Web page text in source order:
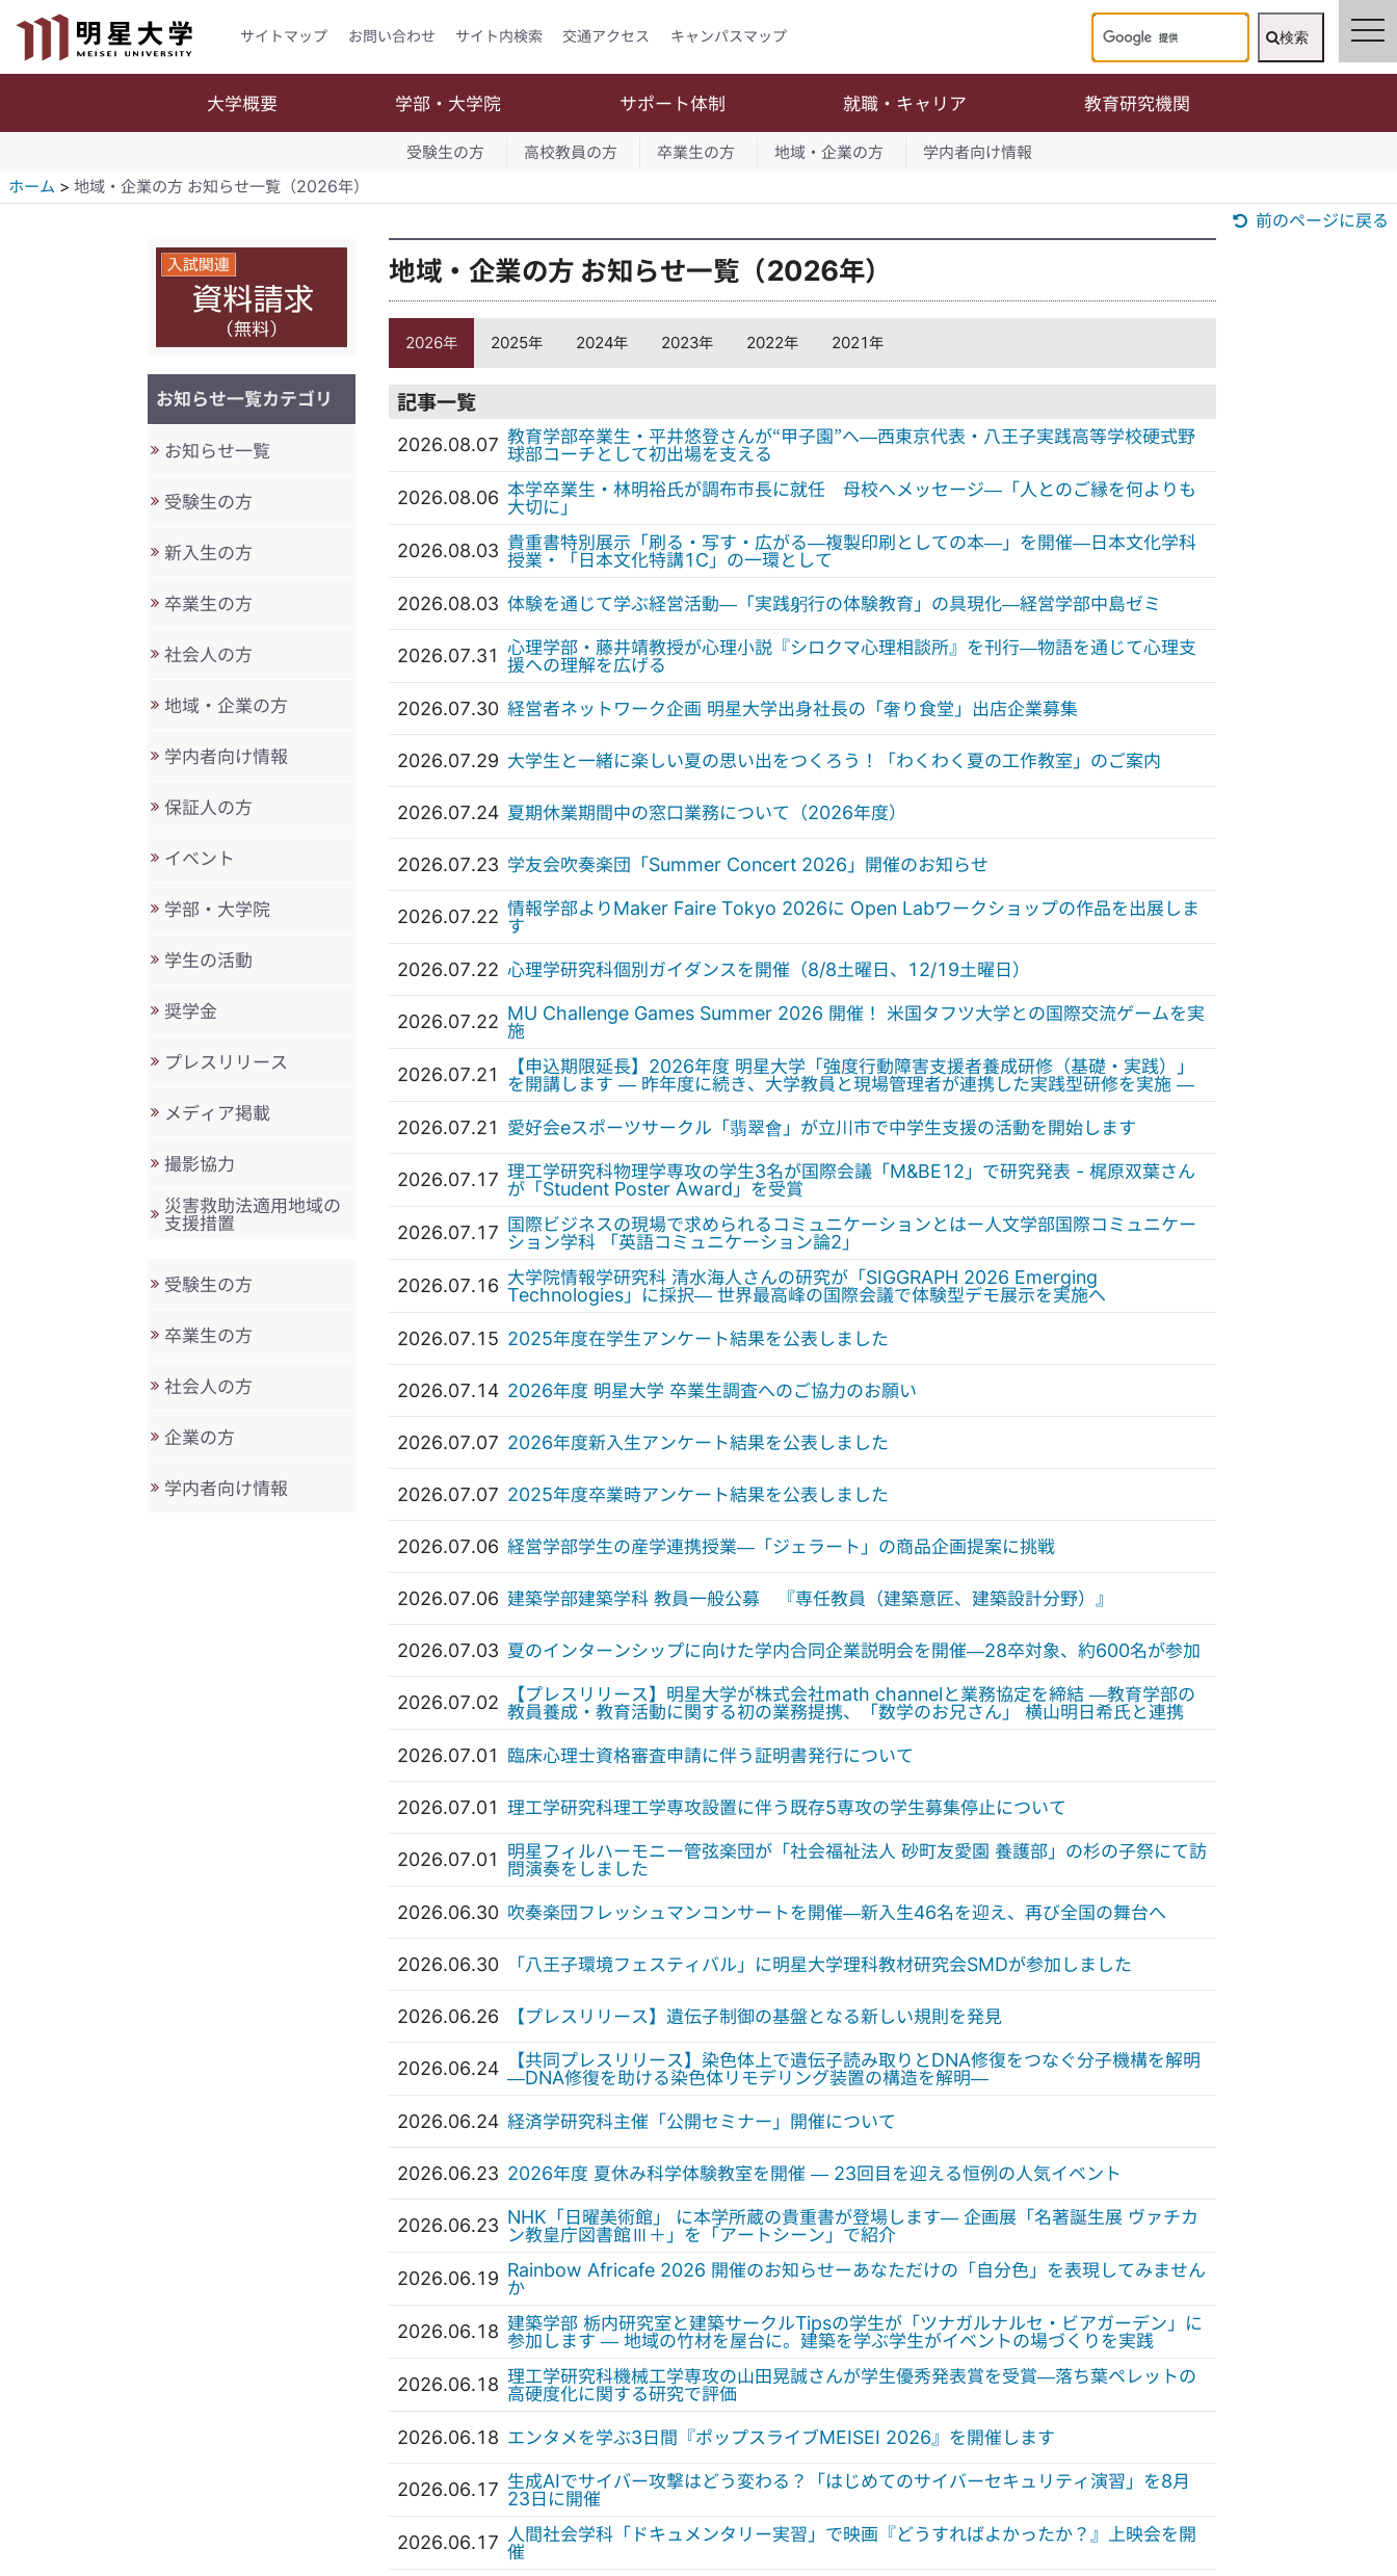
サイトマップ お問い合わせ サイト内検索 交通アクセス キャンパスマップ 検索
大学概要 学部・大学院 サポート体制 就職・キャリア 教育研究機関
受験生の方 高校教員の方 卒業生の方 地域・企業の方 学内者向け情報
ホーム 地域・企業の方 お知らせ一覧（2026年）
前のページに戻る
地域・企業の方 お知らせ一覧（2026年）
2026年 2025年 2024年 2023年 2022年 2021年
記事一覧
2026.08.07 教育学部卒業生・平井悠登さんが“甲子園”へ—西東京代表・八王子実践高等学校硬式野
球部コーチとして初出場を支える
2026.08.06 本学卒業生・林明裕氏が調布市長に就任 母校へメッセージ—「人とのご縁を何よりも
大切に」
2026.08.03 貴重書特別展示「刷る・写す・広がる—複製印刷としての本—」を開催—日本文化学科
授業・「日本文化特講1C」の一環として
2026.08.03 体験を通じて学ぶ経営活動—「実践躬行の体験教育」の具現化—経営学部中島ゼミ
2026.07.31
心理学部・藤井靖教授が心理小説『シロクマ心理相談所』を刊行—物語を通じて心理支
援への理解を広げる
2026.07.30 経営者ネットワーク企画 明星大学出身社長の「奢り食堂」出店企業募集
2026.07.29 大学生と一緒に楽しい夏の思い出をつくろう！「わくわく夏の工作教室」のご案内
2026.07.24 夏期休業期間中の窓口業務について（2026年度）
2026.07.23 学友会吹奏楽団「Summer Concert 2026」開催のお知らせ
2026.07.22 情報学部よりMaker Faire Tokyo 2026に Open Labワークショップの作品を出展しま
す
2026.07.22 心理学研究科個別ガイダンスを開催（8/8土曜日、12/19土曜日）
2026.07.22
MU Challenge Games Summer 2026 開催！ 米国タフツ大学との国際交流ゲームを実
施
2026.07.21
【申込期限延長】2026年度 明星大学「強度行動障害支援者養成研修（基礎・実践）」
を開講します — 昨年度に続き、大学教員と現場管理者が連携した実践型研修を実施 —
2026.07.21 愛好会eスポーツサークル「翡翠會」が立川市で中学生支援の活動を開始します
2026.07.17 理工学研究科物理学専攻の学生3名が国際会議「M&BE12」で研究発表 - 梶原双葉さん
が「Student Poster Award」を受賞
2026.07.17
国際ビジネスの現場で求められるコミュニケーションとはー人文学部国際コミュニケー
ション学科 「英語コミュニケーション論2」
2026.07.16 大学院情報学研究科 清水海人さんの研究が「SIGGRAPH 2026 Emerging
Technologies」に採択— 世界最高峰の国際会議で体験型デモ展示を実施へ
2026.07.15 2025年度在学生アンケート結果を公表しました
2026.07.14 2026年度 明星大学 卒業生調査へのご協力のお願い
2026.07.07 2026年度新入生アンケート結果を公表しました
2026.07.07 2025年度卒業時アンケート結果を公表しました
2026.07.06 経営学部学生の産学連携授業—「ジェラート」の商品企画提案に挑戦
2026.07.06 建築学部建築学科 教員一般公募 『専任教員（建築意匠、建築設計分野）』
2026.07.03 夏のインターンシップに向けた学内合同企業説明会を開催—28卒対象、約600名が参加
2026.07.02
【プレスリリース】明星大学が株式会社math channelと業務協定を締結 —教育学部の
教員養成・教育活動に関する初の業務提携、「数学のお兄さん」 横山明日希氏と連携
2026.07.01 臨床心理士資格審査申請に伴う証明書発行について
2026.07.01 理工学研究科理工学専攻設置に伴う既存5専攻の学生募集停止について
2026.07.01
明星フィルハーモニー管弦楽団が「社会福祉法人 砂町友愛園 養護部」の杉の子祭にて訪
問演奏をしました
2026.06.30 吹奏楽団フレッシュマンコンサートを開催—新入生46名を迎え、再び全国の舞台へ
2026.06.30 「八王子環境フェスティバル」に明星大学理科教材研究会SMDが参加しました
2026.06.26 【プレスリリース】遺伝子制御の基盤となる新しい規則を発見
2026.06.24
【共同プレスリリース】染色体上で遺伝子読み取りとDNA修復をつなぐ分子機構を解明
—DNA修復を助ける染色体リモデリング装置の構造を解明—
2026.06.24 経済学研究科主催「公開セミナー」開催について
2026.06.23 2026年度 夏休み科学体験教室を開催 — 23回目を迎える恒例の人気イベント
2026.06.23
NHK「日曜美術館」 に本学所蔵の貴重書が登場します— 企画展「名著誕生展 ヴァチカ
ン教皇庁図書館Ⅲ＋」を「アートシーン」で紹介
2026.06.19
Rainbow Africafe 2026 開催のお知らせーあなただけの「自分色」を表現してみません
か
2026.06.18 建築学部 栃内研究室と建築サークルTipsの学生が「ツナガルナルセ・ビアガーデン」に
参加します — 地域の竹材を屋台に。建築を学ぶ学生がイベントの場づくりを実践
2026.06.18 理工学研究科機械工学専攻の山田晃誠さんが学生優秀発表賞を受賞—落ち葉ペレットの
高硬度化に関する研究で評価
2026.06.18 エンタメを学ぶ3日間『ポップスライブMEISEI 2026』を開催します
2026.06.17 生成AIでサイバー攻撃はどう変わる？「はじめてのサイバーセキュリティ演習」を8月
23日に開催
2026.06.17
人間社会学科「ドキュメンタリー実習」で映画『どうすればよかったか？』上映会を開
催
お知らせ一覧カテゴリ
お知らせ一覧
受験生の方
新入生の方
卒業生の方
社会人の方
地域・企業の方
学内者向け情報
保証人の方
イベント
学部・大学院
学生の活動
奨学金
プレスリリース
メディア掲載
撮影協力
災害救助法適用地域の
支援措置
受験生の方
卒業生の方
社会人の方
企業の方
学内者向け情報